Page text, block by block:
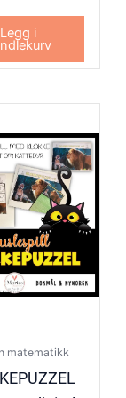
Legg i
matematikk